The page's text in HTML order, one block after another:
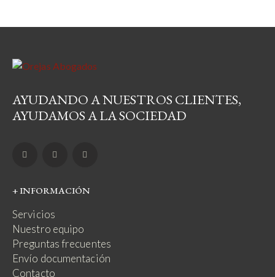
AYUDANDO A NUESTROS CLIENTES,
AYUDAMOS A LA SOCIEDAD
+ INFORMACIÓN
Servicios
Nuestro equipo
Preguntas frecuentes
Envío documentación
Contacto